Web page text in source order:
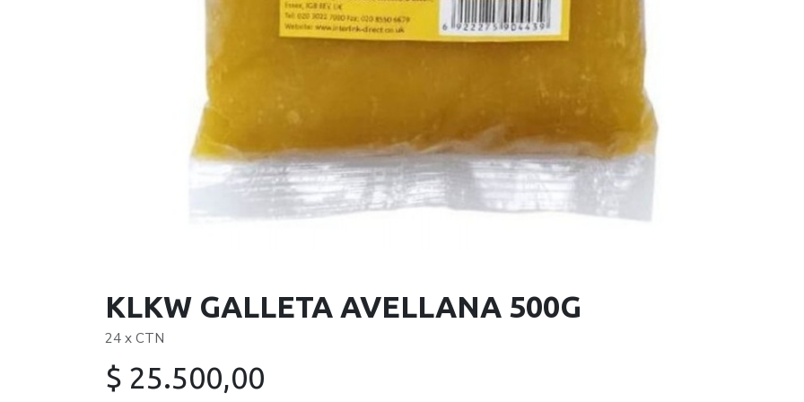
KLKW GALLETA AVELLANA 500G
24 x CTN
$ 25.500,00